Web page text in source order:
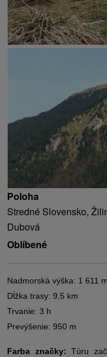
Poloha
Stredné Slovensko,
Dubová
Oblíbené
Nadmorská výška: 1 611
Dĺžka trasy: 9,5 km
Trvanie: 3 h
Prevýšenie: 950 m
Farba značky: Túru